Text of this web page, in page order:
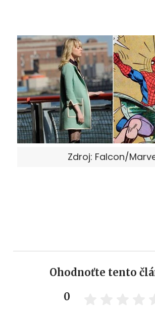
Zdroj: Falcon/
Ohodnoťte tento
0